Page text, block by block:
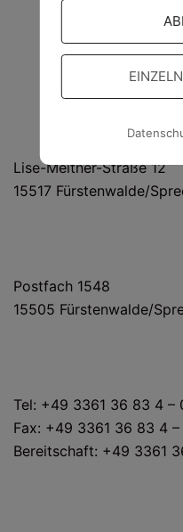
HAUS- UND
Lise-Meitner-Straße 12
15517 Fürstenwalde/
Postfach 1548
15505 Fürstenwalde/
Tel: +49 3361 36 83 4 –
Fax: +49 3361 36 83 4 –
Bereitschaft: +49 3361